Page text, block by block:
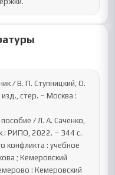
/ В. П. Ступницкий, О.
стер. – Москва :
/ Л. А. Саченко,
: РИПО, 2022. – 344 с.
конфликта : учебное
; Кемеровский
: Кемеровский